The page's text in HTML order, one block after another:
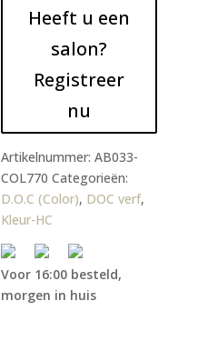
Heeft u een
salon?
Registreer
nu
Artikelnummer:AB033-
COL770 Categorieën:
D.O.C (Color), DOC verf,
Kleur-HC
Voor 16:00 besteld,
morgen in huis